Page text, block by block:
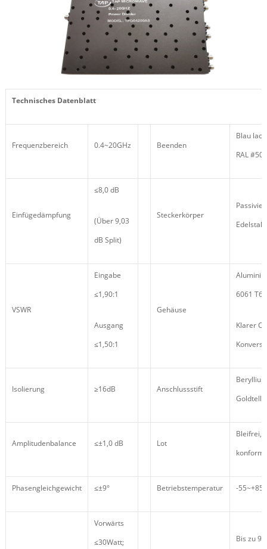
Technisches Datenblatt
Frequenzbereich 0.4~20GHz Beenden
Blau
RAL
Einfügedämpfung
≤8,0 dB
(Über 9,03
dB Split)
Steckerkörper
Edelstahl
VSWR
Eingabe
≤1,90:1
Ausgang
≤1,50:1
Gehäuse
6061 T6
Klarer
Isolierung ≥16dB Anschlussstift
Amplitudenbalance ≤±1,0 dB Lot
Bleifrei,
konform
Phasengleichgewicht ≤±9° Betriebstemperatur -
Vorwärts
≤30Watt;
Bis zu 95